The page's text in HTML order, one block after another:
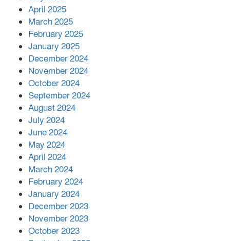
আহত ৪০
April 2025
March 2025
February 2025
January 2025
December 2024
November 2024
October 2024
September 2024
August 2024
July 2024
June 2024
May 2024
April 2024
March 2024
February 2024
January 2024
December 2023
November 2023
October 2023